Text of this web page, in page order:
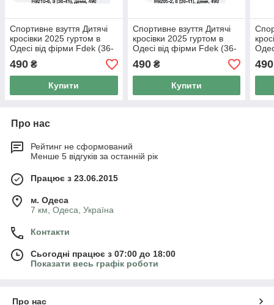
Спортивне взуття Дитячі
кросівки 2025 гуртом в
Одесі від фірми Fdek (36-
41)
490 ₴
Купити
Спортивне взуття Дитячі
кросівки 2025 гуртом в
Одесі від фірми Fdek (36-
41)
490₴
Купити
41)
490
Про нас
Рейтинг не сформований
Менше 5 відгуків за останній рік
Працює з 23.06.2015
м. Одеса
7 км, Одеса, Україна
Контакти
Сьогодні працює з 07:00 до 18:00
Показати весь графік роботи
Про нас